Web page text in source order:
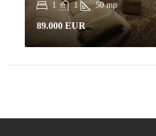
1 1 50 mp
89.000 EUR